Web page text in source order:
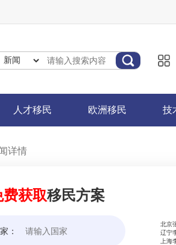
人才移民 欧洲移民 技
详情
费获取移民方案
：
湖南
辽
上海
山西
辽宁
山西
北京
辽宁
上